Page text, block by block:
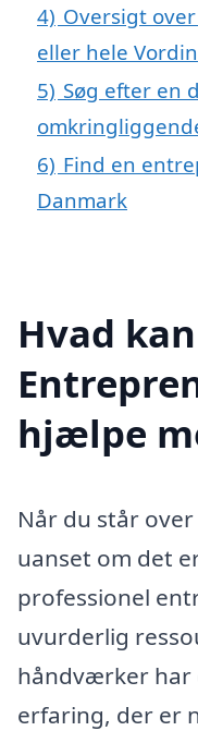
4) Oversigt
eller hele
5) Søg efter en
6) Find en
Danmark
Hvad
hjælpe
Når du står
uanset om det
professionel
uvurderlig
håndværker har
erfaring, der er